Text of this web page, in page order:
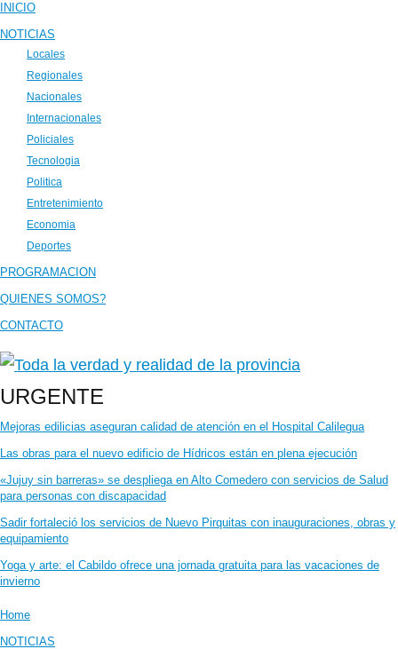
INICIO
NOTICIAS
Locales
Regionales
Nacionales
Internacionales
Policiales
Tecnologia
Politica
Entretenimiento
Economia
Deportes
PROGRAMACION
QUIENES SOMOS?
CONTACTO
URGENTE
Mejoras edilicias aseguran calidad de atención en el Hospital Calilegua
Las obras para el nuevo edificio de Hídricos están en plena ejecución
«Jujuy sin barreras» se despliega en Alto Comedero con servicios de Salud
para personas con discapacidad
Sadir fortaleció los servicios de Nuevo Pirquitas con inauguraciones, obras y
equipamiento
Yoga y arte: el Cabildo ofrece una jornada gratuita para las vacaciones de
invierno
Home
NOTICIAS